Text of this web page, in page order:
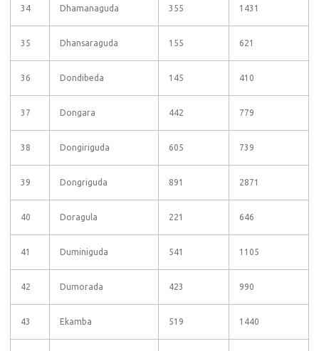
34 Dhamanaguda 355 1431
35 Dhansaraguda 155 621
36 Dondibeda 145 410
37 Dongara 442 779
38 Dongiriguda 605 739
39 Dongriguda 891 2871
40 Doragula 221 646
41 Duminiguda 541 1105
42 Dumorada 423 990
43 Ekamba 519 1440